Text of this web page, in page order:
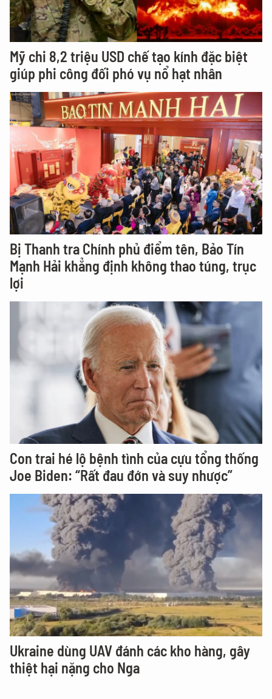
Mỹ chi 8,2 triệu USD chế tạo kính đặc biệt
giúp phi công đối phó vụ nổ hạt nhân
Bị Thanh tra Chính phủ điểm tên, Bảo Tín
Mạnh Hải khẳng định không thao túng, trục
lợi
Con trai hé lộ bệnh tình của cựu tổng thống
Joe Biden: “Rất đau đớn và suy nhược”
Ukraine dùng UAV đánh các kho hàng, gây
thiệt hại nặng cho Nga